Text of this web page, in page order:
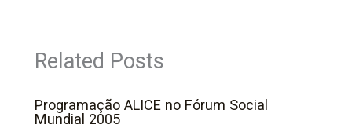
Related Posts
Programação ALICE no Fórum Social
Mundial 2005